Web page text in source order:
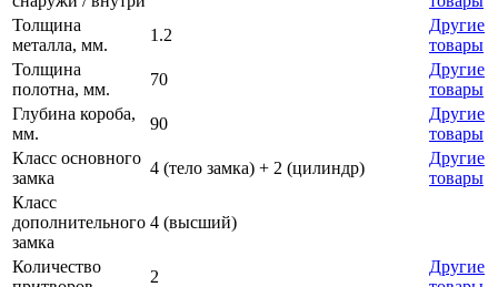
Толщина
металла, мм.
1.2
Другие
товары
Толщина
полотна, мм.
70
Другие
товары
Глубина короба,
мм.
90
Другие
товары
Класс основного
замка
4 (тело замка) + 2 (цилиндр)
Другие
товары
Класс
дополнительного
замка
4 (высший)
Количество
2
Другие